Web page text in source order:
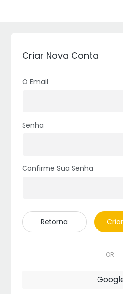
Criar Nova Conta
O Email
Senha
Confirme Sua Senha
Retorna
OR